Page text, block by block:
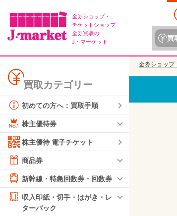
金券ショップ・
チケットショップ
金券買取の
J・マーケット
買
買取カテゴリー
初めての方へ：買取手順
株主優待券
株主優待 電子チケット
商品券
新幹線・特急回数券・回数券
収入印紙・切手・はがき・レ
ターパック
金券ショップ